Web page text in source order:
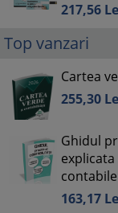
217,56
Top vanzari
Cartea
255,30
Ghidul
163,17